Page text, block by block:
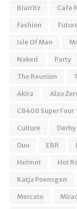
Biarritz Cafe
Fashion
Isle Of Man
Naked
Party
The Reunion
Akira
Alzo
CB400 Super Four
Culture
Derby
Duu
EBR
Helmet
Hot
Katja Poensgen
Mercato